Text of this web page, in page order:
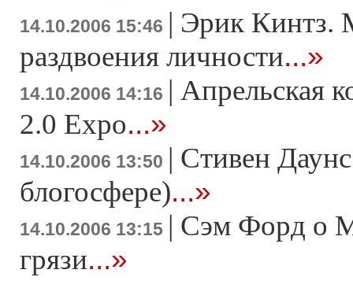
14.10.2006 15:46 | Эрик Кинтз.
раздвоения личности...»
14.10.2006 14:16 | Апрельская
2.0 Expo...»
14.10.2006 13:50 | Стивен
блогосфере)...»
14.10.2006 13:15 | Сэм Форд о
грязи...»